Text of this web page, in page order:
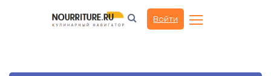
Войти